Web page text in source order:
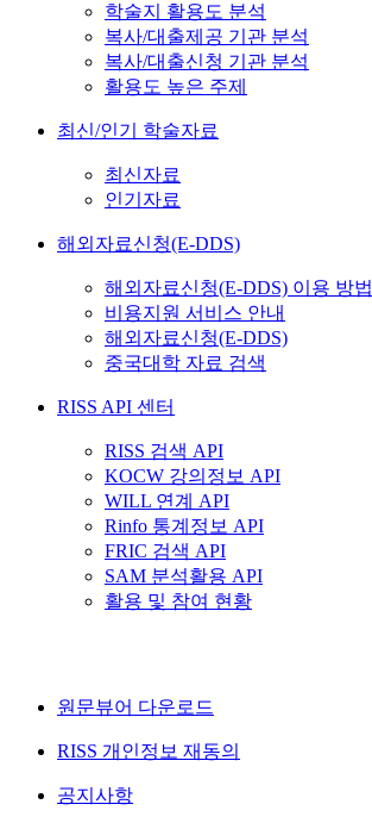
학술지 활용도 분석
복사/대출제공 기관 분석
복사/대출신청 기관 분석
활용도 높은 주제
최신/인기 학술자료
최신자료
인기자료
해외자료신청(E-DDS)
해외자료신청(E-DDS) 이용 방법
비용지원 서비스 안내
해외자료신청(E-DDS)
중국대학 자료 검색
RISS API 센터
RISS 검색 API
KOCW 강의정보 API
WILL 연계 API
Rinfo 통계정보 API
FRIC 검색 API
SAM 분석활용 API
활용 및 참여 현황
원문뷰어 다운로드
RISS 개인정보 재동의
공지사항